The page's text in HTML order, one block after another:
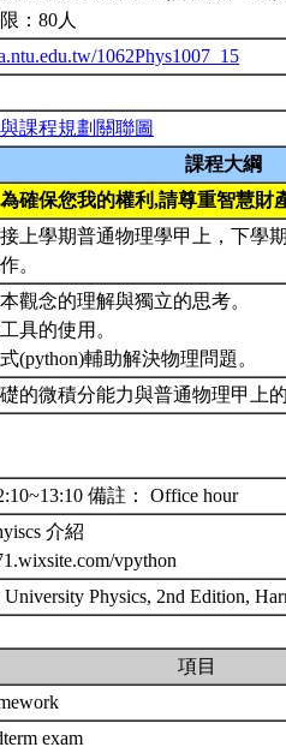
：80人
1062Phys1007_15
課程規劃關聯圖
課程大綱
為確保您我的權利,請尊重智慧財
上學期普通物理學甲上，下學
。
觀念的理解與獨立的思考。
具的使用。
(python)輔助解決物理問題。
的微積分能力與普通物理甲上
備註： Office hour
介紹
vpython
University Physics, 2nd Edition,
項目
exam